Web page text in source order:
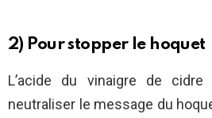
2) Pour stopper le hoquet
L’acide du vinaigre de
neutraliser le message du